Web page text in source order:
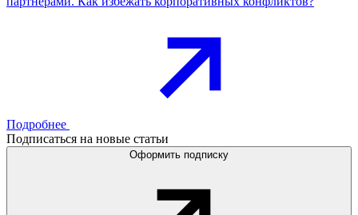
Подробнее
Подписаться на новые статьи
Оформить подписку